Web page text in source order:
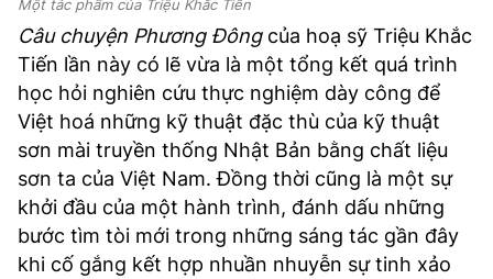
Một tác phẩm của Triệu Khắc Tiến
Câu chuyện Phương Đôngcủa hoạ sỹ Triệu Khắc
Tiến lần này có lẽ vừa là một tổng kết quá trình
học hỏi nghiên cứu thực nghiệm dày công để
Việt hoá những kỹ thuật đặc thù của kỹ thuật
sơn mài truyền thống Nhật Bản bằng chất liệu
sơn ta của Việt Nam. Đồng thời cũng là một sự
khởi đầu của một hành trình, đánh dấu những
bước tìm tòi mới trong những sáng tác gần đây
khi cố gắng kết hợp nhuần nhuyễn sự tinh xảo